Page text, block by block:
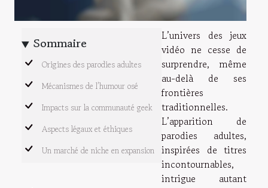
Sommaire
Origines des parodies adultes
Mécanismes de l’humour osé
Impacts sur la communauté geek
Aspects légaux et éthiques
Un marché de niche en expansion
L’univers des jeux
vidéo ne cesse de
surprendre, même
au-delà de ses
frontières
traditionnelles.
L’apparition de
parodies adultes,
inspirées de titres
incontournables,
intrigue autant